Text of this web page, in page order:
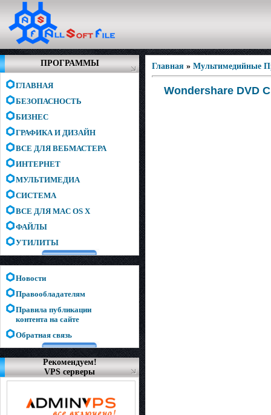
ПРОГРАММЫ
ГЛАВНАЯ
БЕЗОПАСНОСТЬ
БИЗНЕС
ГРАФИКА И ДИЗАЙН
ВСЕ ДЛЯ ВЕБМАСТЕРА
ИНТЕРНЕТ
МУЛЬТИМЕДИА
СИСТЕМА
ВСЕ ДЛЯ MAC OS X
ФАЙЛЫ
УТИЛИТЫ
Новости
Правообладателям
Правила публикации
контента на сайте
Обратная связь
Рекомендуем!
VPS серверы
Главная » Мультимедийные
Wondershare DVD